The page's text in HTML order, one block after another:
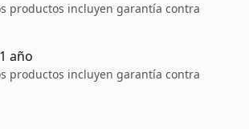
productos incluyen garantía contra
1 año
productos incluyen garantía contra